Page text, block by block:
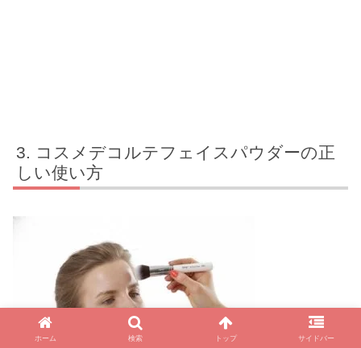
コスメデコルテフェイスパウダーの正
しい使い方
ホーム 検索 トップ サイドバー